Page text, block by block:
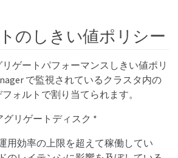
のしきい値ポリシー
ゲートパフォーマンスしきい値ポリ
で監視されているクラスタ内の
ォルトで割り当てられます。
グリゲートディスク *
用効率の上限を超えて稼働してい